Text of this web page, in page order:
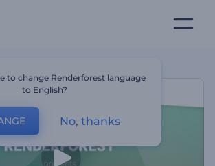
to change Renderforest language
to English?
No, thanks